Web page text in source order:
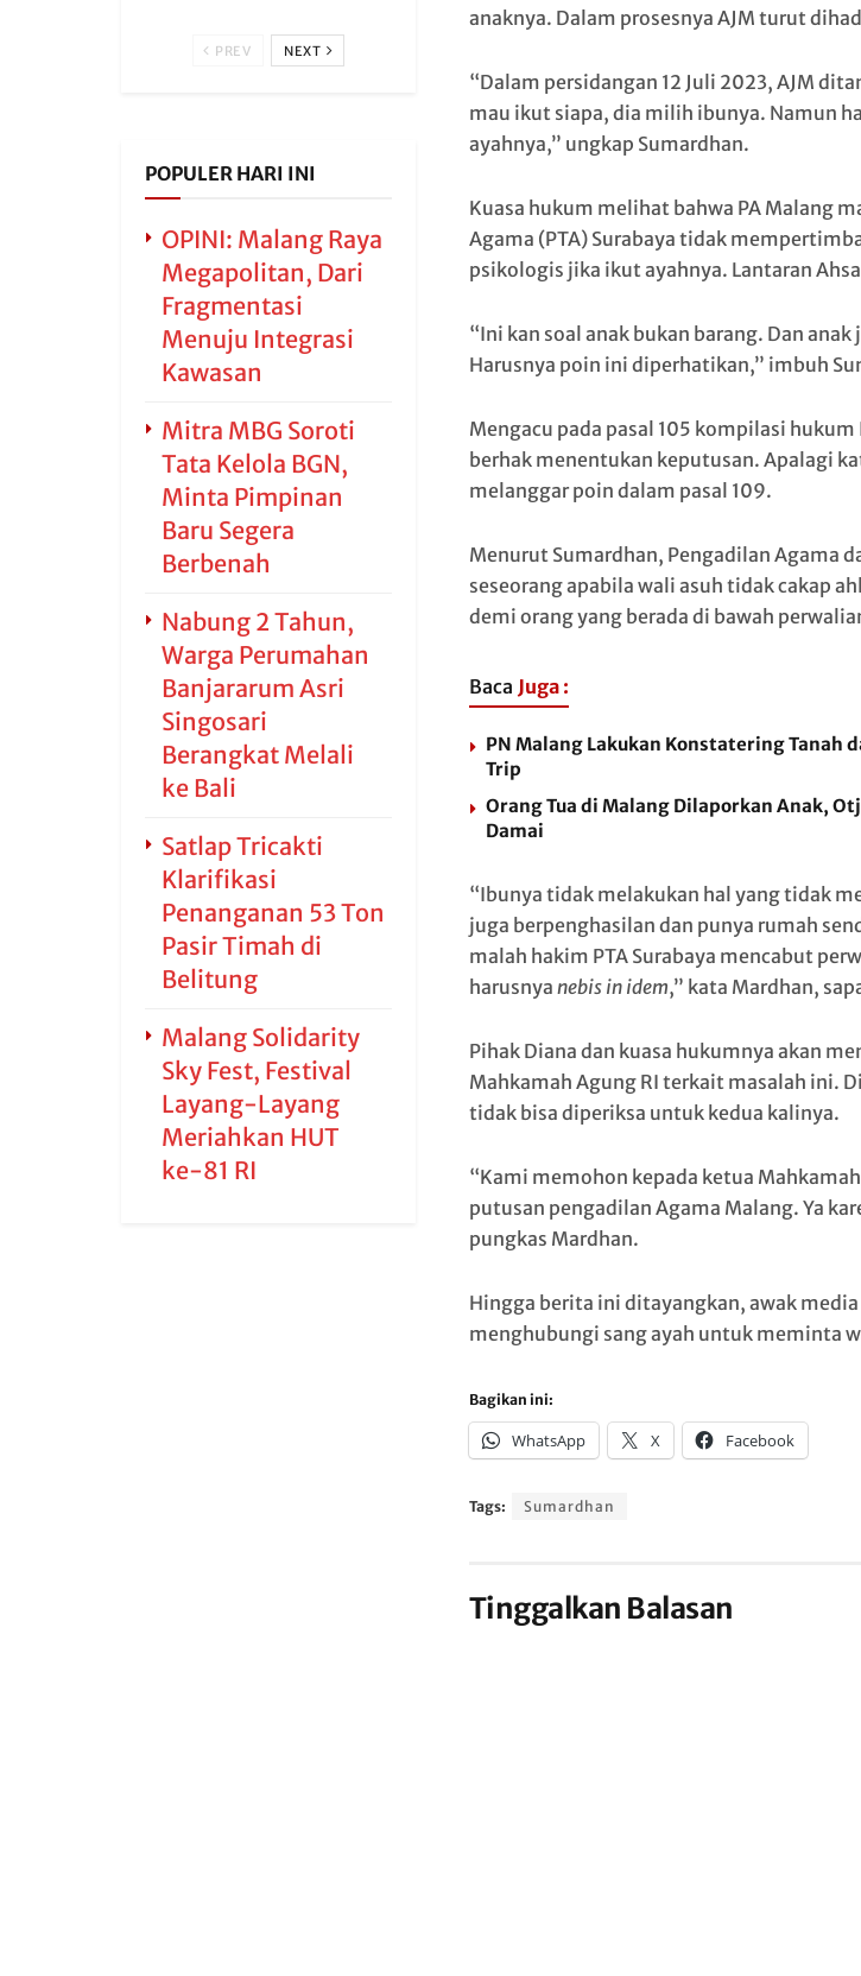
anaknya. Dalam prosesnya AJM turut
“Dalam persidangan 12 Juli 2023, AJM
mau ikut siapa, dia milih ibunya. Namun
ayahnya,” ungkap Sumardhan.
Kuasa hukum melihat bahwa PA Malang
Agama (PTA) Surabaya tidak
psikologis jika ikut ayahnya. Lantaran
“Ini kan soal anak bukan barang. Dan
Harusnya poin ini diperhatikan,” imbuh
Mengacu pada pasal 105 kompilasi hukum
berhak menentukan keputusan. Apalagi
melanggar poin dalam pasal 109.
Menurut Sumardhan, Pengadilan Agama
seseorang apabila wali asuh tidak cakap
demi orang yang berada di bawah
Baca Juga :
PN Malang Lakukan Konstatering Tanah
Trip
Orang Tua di Malang Dilaporkan Anak,
Damai
“Ibunya tidak melakukan hal yang tidak
juga berpenghasilan dan punya rumah
malah hakim PTA Surabaya mencabut
harusnya nebis in idem,” kata Mardhan,
Pihak Diana dan kuasa hukumnya akan
Mahkamah Agung RI terkait masalah ini.
tidak bisa diperiksa untuk kedua kalinya.
“Kami memohon kepada ketua
putusan pengadilan Agama Malang. Ya
pungkas Mardhan.
Hingga berita ini ditayangkan, awak
menghubungi sang ayah untuk meminta
Bagikan ini:
WhatsApp X Facebook
Tags: Sumardhan
Tinggalkan Balasan
PREV NEXT
POPULER HARI INI
OPINI: Malang Raya
Megapolitan, Dari
Fragmentasi
Menuju Integrasi
Kawasan
Mitra MBG Soroti
Tata Kelola BGN,
Minta Pimpinan
Baru Segera
Berbenah
Nabung 2 Tahun,
Warga Perumahan
Banjararum Asri
Singosari
Berangkat Melali
ke Bali
Satlap Tricakti
Klarifikasi
Penanganan 53 Ton
Pasir Timah di
Belitung
Malang Solidarity
Sky Fest, Festival
Layang-Layang
Meriahkan HUT
ke-81 RI